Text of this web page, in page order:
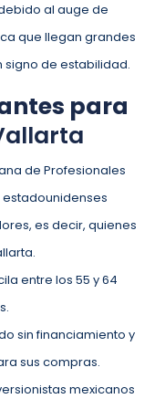
al auge de
que llegan grandes
signo de estabilidad.
para
de Profesionales
estadounidenses
es decir, quienes
entre los 55 y 64
sin financiamiento y
sus compras.
mexicanos